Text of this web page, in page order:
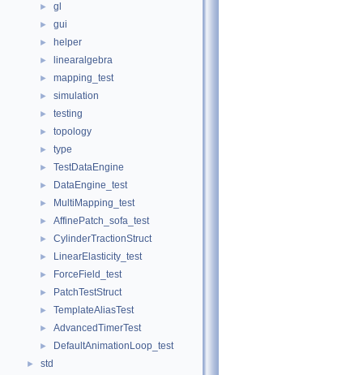
► gl
► gui
► helper
► linearalgebra
► mapping_test
► simulation
► testing
► topology
► type
► TestDataEngine
► DataEngine_test
► MultiMapping_test
► AffinePatch_sofa_test
► CylinderTractionStruct
► LinearElasticity_test
► ForceField_test
► PatchTestStruct
► TemplateAliasTest
► AdvancedTimerTest
► DefaultAnimationLoop_test
► std